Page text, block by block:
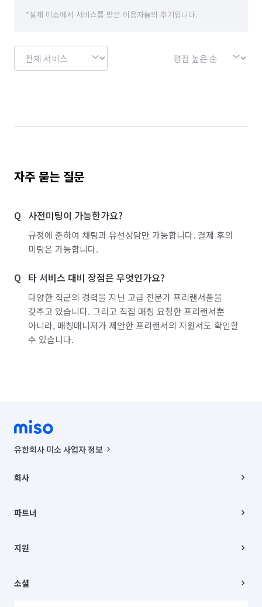
*실제 미소에서 서비스를 받은 이용자들의 후기입니다.
자주 묻는 질문
사전미팅이 가능한가요?
규정에 준하여 채팅과 유선상담만 가능합니다. 결제 후의
미팅은 가능합니다.
타 서비스 대비 장점은 무엇인가요?
다양한 직군의 경력을 지닌 고급 전문가 프리랜서풀을
갖추고 있습니다. 그리고 직접 매칭 요청한 프리랜서뿐
아니라, 매칭매니저가 제안한 프리랜서의 지원서도 확인할
수 있습니다.
유한회사 미소 사업자 정보
00019 |
주소 | 본사: 서울특별시 종로구 율곡로 6(중학동, 트윈트리빌딩) B동 5층
컨택센터 : 서울특별시 종로구 수송동 율곡로 24, 7층, 8층 미소
상품, 상품정보, 거래에 관한 의무와 책임은 거래당사자에게 있습니다.
언론 보도 관련 문의:
© 유한회사 미소. Miso, Inc. All Rights Reserved.
회사
채용
파트너
이사
지원
이용약관
소셜